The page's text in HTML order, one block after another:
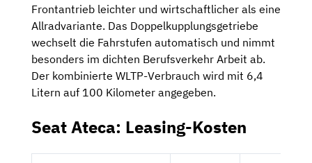
Frontantrieb leichter und wirtschaftlicher als eine
Allradvariante. Das Doppelkupplungsgetriebe
wechselt die Fahrstufen automatisch und nimmt
besonders im dichten Berufsverkehr Arbeit ab.
Der kombinierte WLTP-Verbrauch wird mit 6,4
Litern auf 100 Kilometer angegeben.
Seat Ateca: Leasing-Kosten